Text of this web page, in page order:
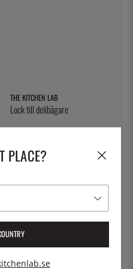
THE KITCHEN LAB
Lock till delibägare
PLACE?